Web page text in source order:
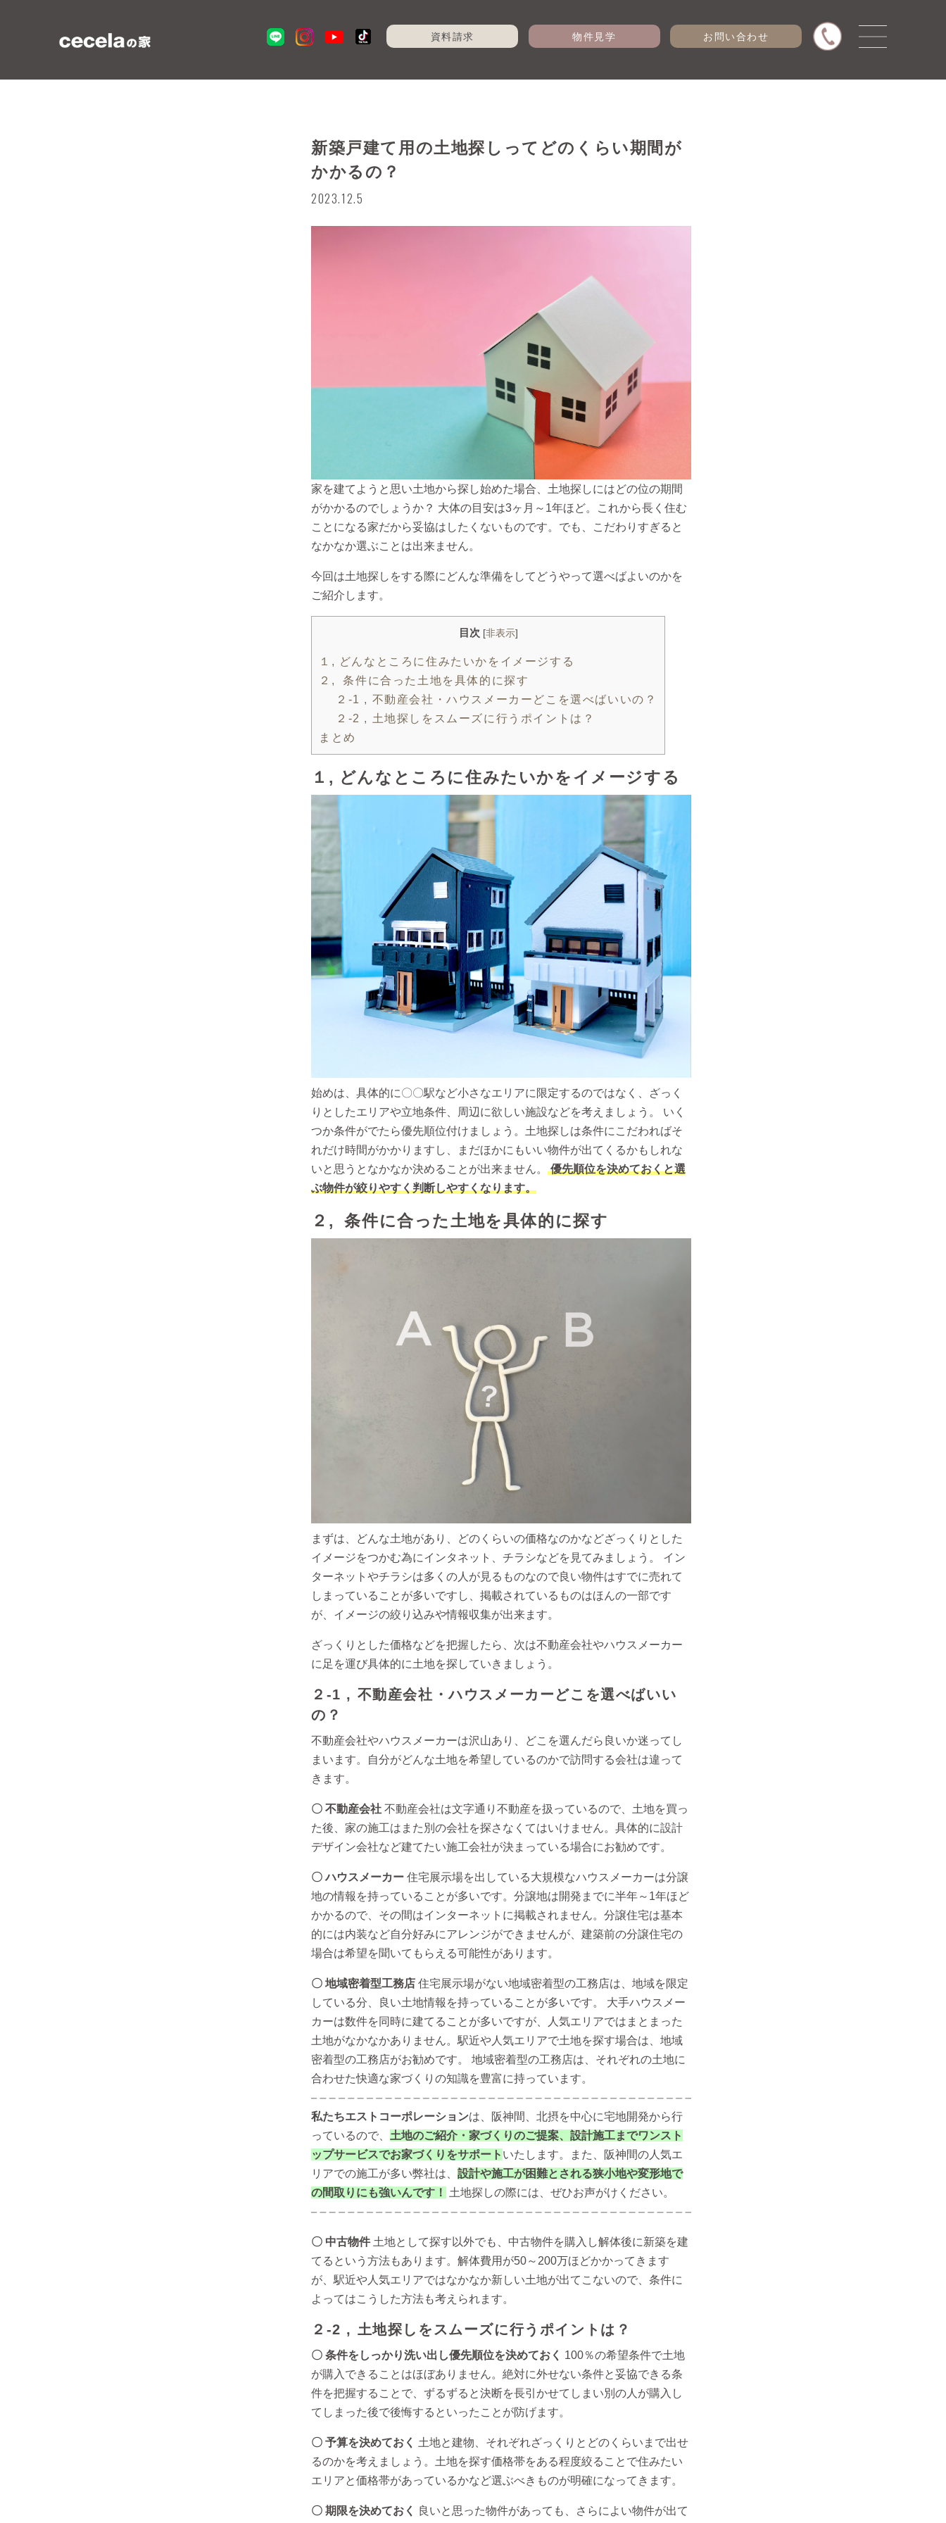
資料請求 物件見学 お問い合わせ
新築戸建て用の土地探しってどのくらい期間が
かかるの？
2023.12.5
家を建てようと思い土地から探し始めた場合、土地探しにはどの位の期間
がかかるのでしょうか？ 大体の目安は3ヶ月～1年ほど。これから長く住む
ことになる家だから妥協はしたくないものです。でも、こだわりすぎると
なかなか選ぶことは出来ません。
今回は土地探しをする際にどんな準備をしてどうやって選べばよいのかを
ご紹介します。
目次 [非表示]
１, どんなところに住みたいかをイメージする
２, 条件に合った土地を具体的に探す
２-1 , 不動産会社・ハウスメーカーどこを選べばいいの？
２-2 , 土地探しをスムーズに行うポイントは？
まとめ
１, どんなところに住みたいかをイメージする
始めは、具体的に〇〇駅など小さなエリアに限定するのではなく、ざっく
りとしたエリアや立地条件、周辺に欲しい施設などを考えましょう。 いく
つか条件がでたら優先順位付けましょう。土地探しは条件にこだわればそ
れだけ時間がかかりますし、まだほかにもいい物件が出てくるかもしれな
いと思うとなかなか決めることが出来ません。 優先順位を決めておくと選
ぶ物件が絞りやすく判断しやすくなります。
２, 条件に合った土地を具体的に探す
まずは、どんな土地があり、どのくらいの価格なのかなどざっくりとした
イメージをつかむ為にインタネット、チラシなどを見てみましょう。 イン
ターネットやチラシは多くの人が見るものなので良い物件はすでに売れて
しまっていることが多いですし、掲載されているものはほんの一部です
が、イメージの絞り込みや情報収集が出来ます。
ざっくりとした価格などを把握したら、次は不動産会社やハウスメーカー
に足を運び具体的に土地を探していきましょう。
２-1 , 不動産会社・ハウスメーカーどこを選べばいい
の？
不動産会社やハウスメーカーは沢山あり、どこを選んだら良いか迷ってし
まいます。自分がどんな土地を希望しているのかで訪問する会社は違って
きます。
〇 不動産会社 不動産会社は文字通り不動産を扱っているので、土地を買っ
た後、家の施工はまた別の会社を探さなくてはいけません。具体的に設計
デザイン会社など建てたい施工会社が決まっている場合にお勧めです。
〇 ハウスメーカー 住宅展示場を出している大規模なハウスメーカーは分譲
地の情報を持っていることが多いです。分譲地は開発までに半年～1年ほど
かかるので、その間はインターネットに掲載されません。分譲住宅は基本
的には内装など自分好みにアレンジができませんが、建築前の分譲住宅の
場合は希望を聞いてもらえる可能性があります。
〇 地域密着型工務店 住宅展示場がない地域密着型の工務店は、地域を限定
している分、良い土地情報を持っていることが多いです。 大手ハウスメー
カーは数件を同時に建てることが多いですが、人気エリアではまとまった
土地がなかなかありません。駅近や人気エリアで土地を探す場合は、地域
密着型の工務店がお勧めです。 地域密着型の工務店は、それぞれの土地に
合わせた快適な家づくりの知識を豊富に持っています。
私たちエストコーポレーションは、阪神間、北摂を中心に宅地開発から行
っているので、 土地のご紹介・家づくりのご提案、設計施工までワンスト
ップサービスでお家づくりをサポート いたします。また、阪神間の人気エ
リアでの施工が多い弊社は、 設計や施工が困難とされる狭小地や変形地で
の間取りにも強いんです！
土地探しの際には、ぜひお声がけください。
〇 中古物件 土地として探す以外でも、中古物件を購入し解体後に新築を建
てるという方法もあります。解体費用が50～200万ほどかかってきます
が、駅近や人気エリアではなかなか新しい土地が出てこないので、条件に
よってはこうした方法も考えられます。
２-2 , 土地探しをスムーズに行うポイントは？
〇 条件をしっかり洗い出し優先順位を決めておく 100％の希望条件で土地
が購入できることはほぼありません。絶対に外せない条件と妥協できる条
件を把握することで、ずるずると決断を長引かせてしまい別の人が購入し
てしまった後で後悔するといったことが防げます。
〇 予算を決めておく 土地と建物、それぞれざっくりとどのくらいまで出せ
るのかを考えましょう。土地を探す価格帯をある程度絞ることで住みたい
エリアと価格帯があっているかなど選ぶべきものが明確になってきます。
〇 期限を決めておく 良いと思った物件があっても、さらによい物件が出て